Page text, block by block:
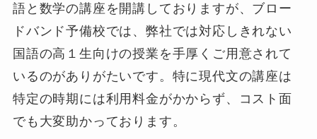
語と数学の講座を開講しておりますが、ブロー
ドバンド予備校では、弊社では対応しきれない
国語の高１生向けの授業を手厚くご用意されて
いるのがありがたいです。特に現代文の講座は
特定の時期には利用料金がかからず、コスト面
でも大変助かっております。